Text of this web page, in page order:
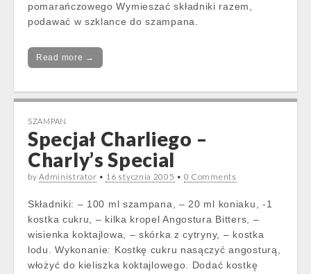
pomarańczowego Wymieszać składniki razem,
podawać w szklance do szampana.
Read more →
SZAMPAN
Specjał Charliego –
Charly’s Special
byAdministrator • 16 stycznia 2005 • 0 Comments
Składniki: – 100 ml szampana, – 20 ml koniaku, -1
kostka cukru, – kilka kropel Angostura Bitters, –
wisienka koktajlowa, – skórka z cytryny, – kostka
lodu. Wykonanie: Kostkę cukru nasączyć angosturą,
włożyć do kieliszka koktajlowego. Dodać kostkę